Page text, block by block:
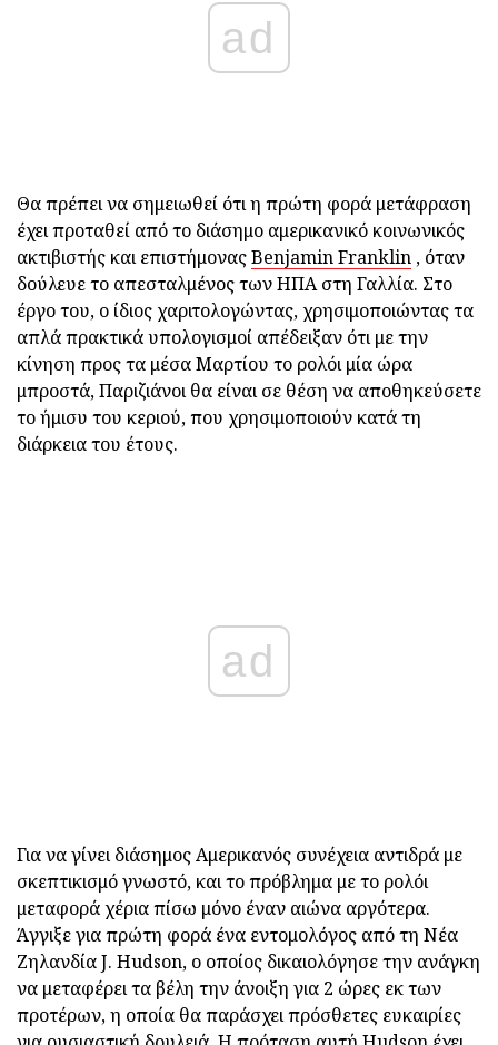
ad
Θα πρέπει να σημειωθεί ότι η πρώτη φορά μετάφραση
έχει προταθεί από το διάσημο αμερικανικό κοινωνικός
ακτιβιστής και επιστήμοναςBenjamin Franklin , όταν
δούλευε το απεσταλμένος των ΗΠΑ στη Γαλλία. Στο
έργο του, ο ίδιος χαριτολογώντας, χρησιμοποιώντας τα
απλά πρακτικά υπολογισμοί απέδειξαν ότι με την
κίνηση προς τα μέσα Μαρτίου το ρολόι μία ώρα
μπροστά, Παριζιάνοι θα είναι σε θέση να αποθηκεύσετε
το ήμισυ του κεριού, που χρησιμοποιούν κατά τη
διάρκεια του έτους.
ad
Για να γίνει διάσημος Αμερικανός συνέχεια αντιδρά με
σκεπτικισμό γνωστό, και το πρόβλημα με το ρολόι
μεταφορά χέρια πίσω μόνο έναν αιώνα αργότερα.
Άγγιξε για πρώτη φορά ένα εντομολόγος από τη Νέα
Ζηλανδία J. Hudson, ο οποίος δικαιολόγησε την ανάγκη
να μεταφέρει τα βέλη την άνοιξη για 2 ώρες εκ των
προτέρων, η οποία θα παράσχει πρόσθετες ευκαιρίες